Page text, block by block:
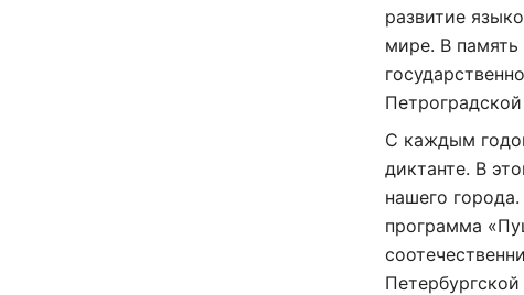
развитие
мире. В
С каждым
диктанте. В
нашего
программа